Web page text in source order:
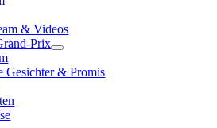
& Videos
Prix
Gesichter & Promis